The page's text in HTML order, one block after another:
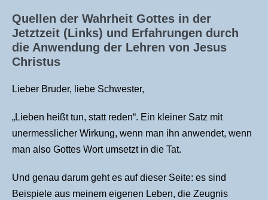
Quellen der Wahrheit Gottes in der
Jetztzeit (Links) und Erfahrungen durch
die Anwendung der Lehren von Jesus
Christus
Lieber Bruder, liebe Schwester,
„Lieben heißt tun, statt reden“. Ein kleiner Satz mit
unermesslicher Wirkung, wenn man ihn anwendet, wenn
man also Gottes Wort umsetzt in die Tat.
Und genau darum geht es auf dieser Seite: es sind
Beispiele aus meinem eigenen Leben, die Zeugnis